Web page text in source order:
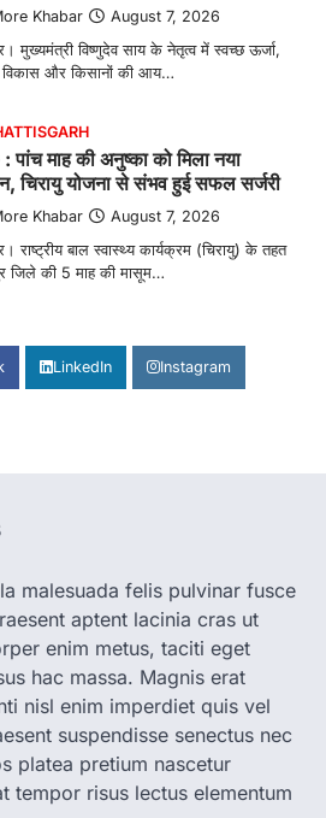
Khabar August 7, 2026
मुख्यमंत्री विष्णुदेव साय के नेतृत्व में स्वच्छ ऊर्जा,
विकास और किसानों की आय…
पांच माह की अनुष्का को मिला नया
चिरायु योजना से संभव हुई सफल सर्जरी
Khabar August 7, 2026
राष्ट्रीय बाल स्वास्थ्य कार्यक्रम (चिरायु) के तहत
जिले की 5 माह की मासूम…
की दीदियों का कमाल, बकरी
से बढ़ी आय और मजबूत हुआ आत्मविश्वास
की दिशा में जिले के नगरी…
एल्बेंडाजोल
Khabar August 7, 2026
राष्ट्रीय कृमि मुक्ति दिवस भारत सरकार द्वारा
के स्वास्थ्य सुधार के लिए वर्ष…
मुख्यमंत्री विष्णुदेव साय के नेतृत्व में
को बड़ी उपलब्धि
LinkedIn Instagram
malesuada felis pulvinar fusce
aptent lacinia cras ut
enim metus, taciti eget
hac massa. Magnis erat
nisl enim imperdiet quis vel
suspendisse senectus nec
platea pretium nascetur
tempor risus lectus elementum